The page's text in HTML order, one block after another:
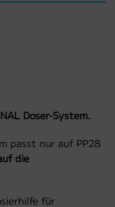
Doser-System.
passt nur auf PP28
die
für